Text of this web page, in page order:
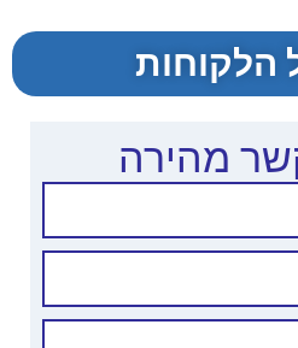
הלקוחות
מהירה